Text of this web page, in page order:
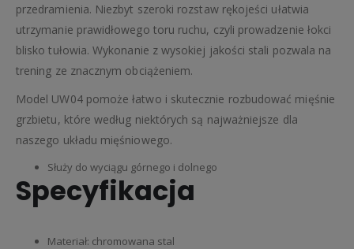
przedramienia. Niezbyt szeroki rozstaw rękojeści ułatwia
utrzymanie prawidłowego toru ruchu, czyli prowadzenie łokci
blisko tułowia. Wykonanie z wysokiej jakości stali pozwala na
trening ze znacznym obciążeniem.
Model UW04 pomoże łatwo i skutecznie rozbudować mięśnie
grzbietu, które według niektórych są najważniejsze dla
naszego układu mięśniowego.
Służy do wyciągu górnego i dolnego
Specyfikacja
Materiał: chromowana stal